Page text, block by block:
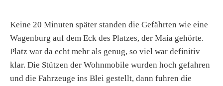
Keine 20 Minuten später standen die Gefährten wie eine
Wagenburg auf dem Eck des Platzes, der Maia gehörte.
Platz war da echt mehr als genug, so viel war definitiv
klar. Die Stützen der Wohnmobile wurden hoch gefahren
und die Fahrzeuge ins Blei gestellt, dann fuhren die